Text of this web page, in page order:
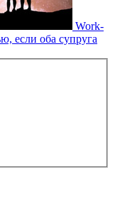
Work-
если оба супруга